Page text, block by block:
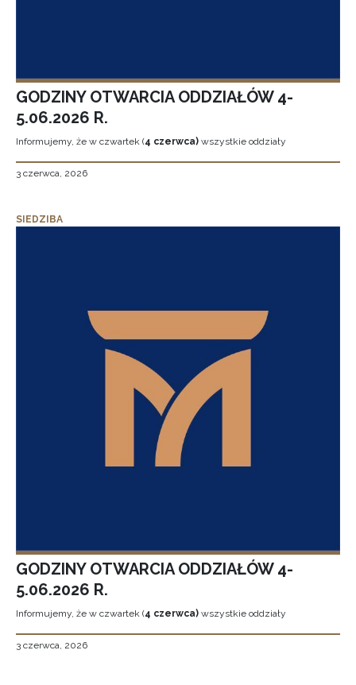
GODZINY OTWARCIA ODDZIAŁÓW 4-
5.06.2026 R.
Informujemy, że w czwartek (4 czerwca) wszystkie oddziały
3 czerwca, 2026
SIEDZIBA
GODZINY OTWARCIA ODDZIAŁÓW 4-
5.06.2026 R.
Informujemy, że w czwartek (4 czerwca) wszystkie oddziały
3 czerwca, 2026